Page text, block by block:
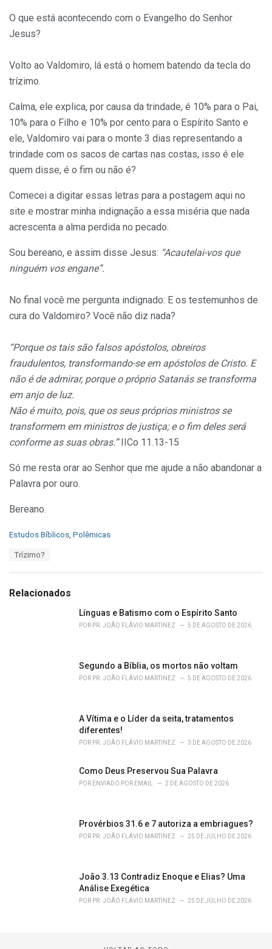
O que está acontecendo com o Evangelho do Senhor
Jesus?
Volto ao Valdomiro, lá está o homem batendo da tecla do
trízimo.
Calma, ele explica, por causa da trindade, é 10% para o Pai,
10% para o Filho e 10% por cento para o Espírito Santo e
ele, Valdomiro vai para o monte 3 dias representando a
trindade com os sacos de cartas nas costas, isso é ele
quem disse, é o fim ou não é?
Comecei a digitar essas letras para a postagem aqui no
site e mostrar minha indignação a essa miséria que nada
acrescenta a alma perdida no pecado.
Sou bereano, e assim disse Jesus: “Acautelai-vos que
ninguém vos engane”.
No final você me pergunta indignado: E os testemunhos de
cura do Valdomiro? Você não diz nada?
“Porque os tais são falsos apóstolos, obreiros
fraudulentos, transformando-se em apóstolos de Cristo. E
não é de admirar, porque o próprio Satanás se transforma
em anjo de luz.
Não é muito, pois, que os seus próprios ministros se
transformem em ministros de justiça; e o fim deles será
conforme as suas obras.”IICo 11.13-15
Só me resta orar ao Senhor que me ajude a não abandonar a
Palavra por ouro.
Bereano.
C
o
r
Estudos Bíblicos Polêmicas
:
Trízimo?
Relacionados
Línguas e Batismo com o Espírito Santo
POR PR. JOÃO FLÁVIO MARTINEZ 5 DE AGOSTO DE 2026
Segundo a Bíblia, os mortos não voltam
POR PR. JOÃO FLÁVIO MARTINEZ 5 DE AGOSTO DE 2026
A Vítima e o Líder da seita, tratamentos
diferentes!
POR PR. JOÃO FLÁVIO MARTINEZ 3 DE AGOSTO DE 2026
Como Deus Preservou Sua Palavra
POR ENVIADO POR EMAIL 2 DE AGOSTO DE 2026
Provérbios 31.6 e 7 autoriza a embriagues?
POR PR. JOÃO FLÁVIO MARTINEZ 25 DE JULHO DE 2026
João 3.13 Contradiz Enoque e Elias? Uma
Análise Exegética
POR PR. JOÃO FLÁVIO MARTINEZ 25 DE JULHO DE 2026